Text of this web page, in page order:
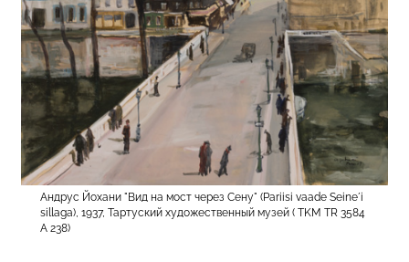
Андрус Йохани "Вид на мост через Сену" (Pariisi vaade Seine´i
sillaga), 1937, Тартуский художественный музей ( TKM TR 3584
A 238)